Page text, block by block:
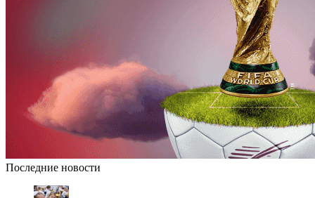
Последние новости